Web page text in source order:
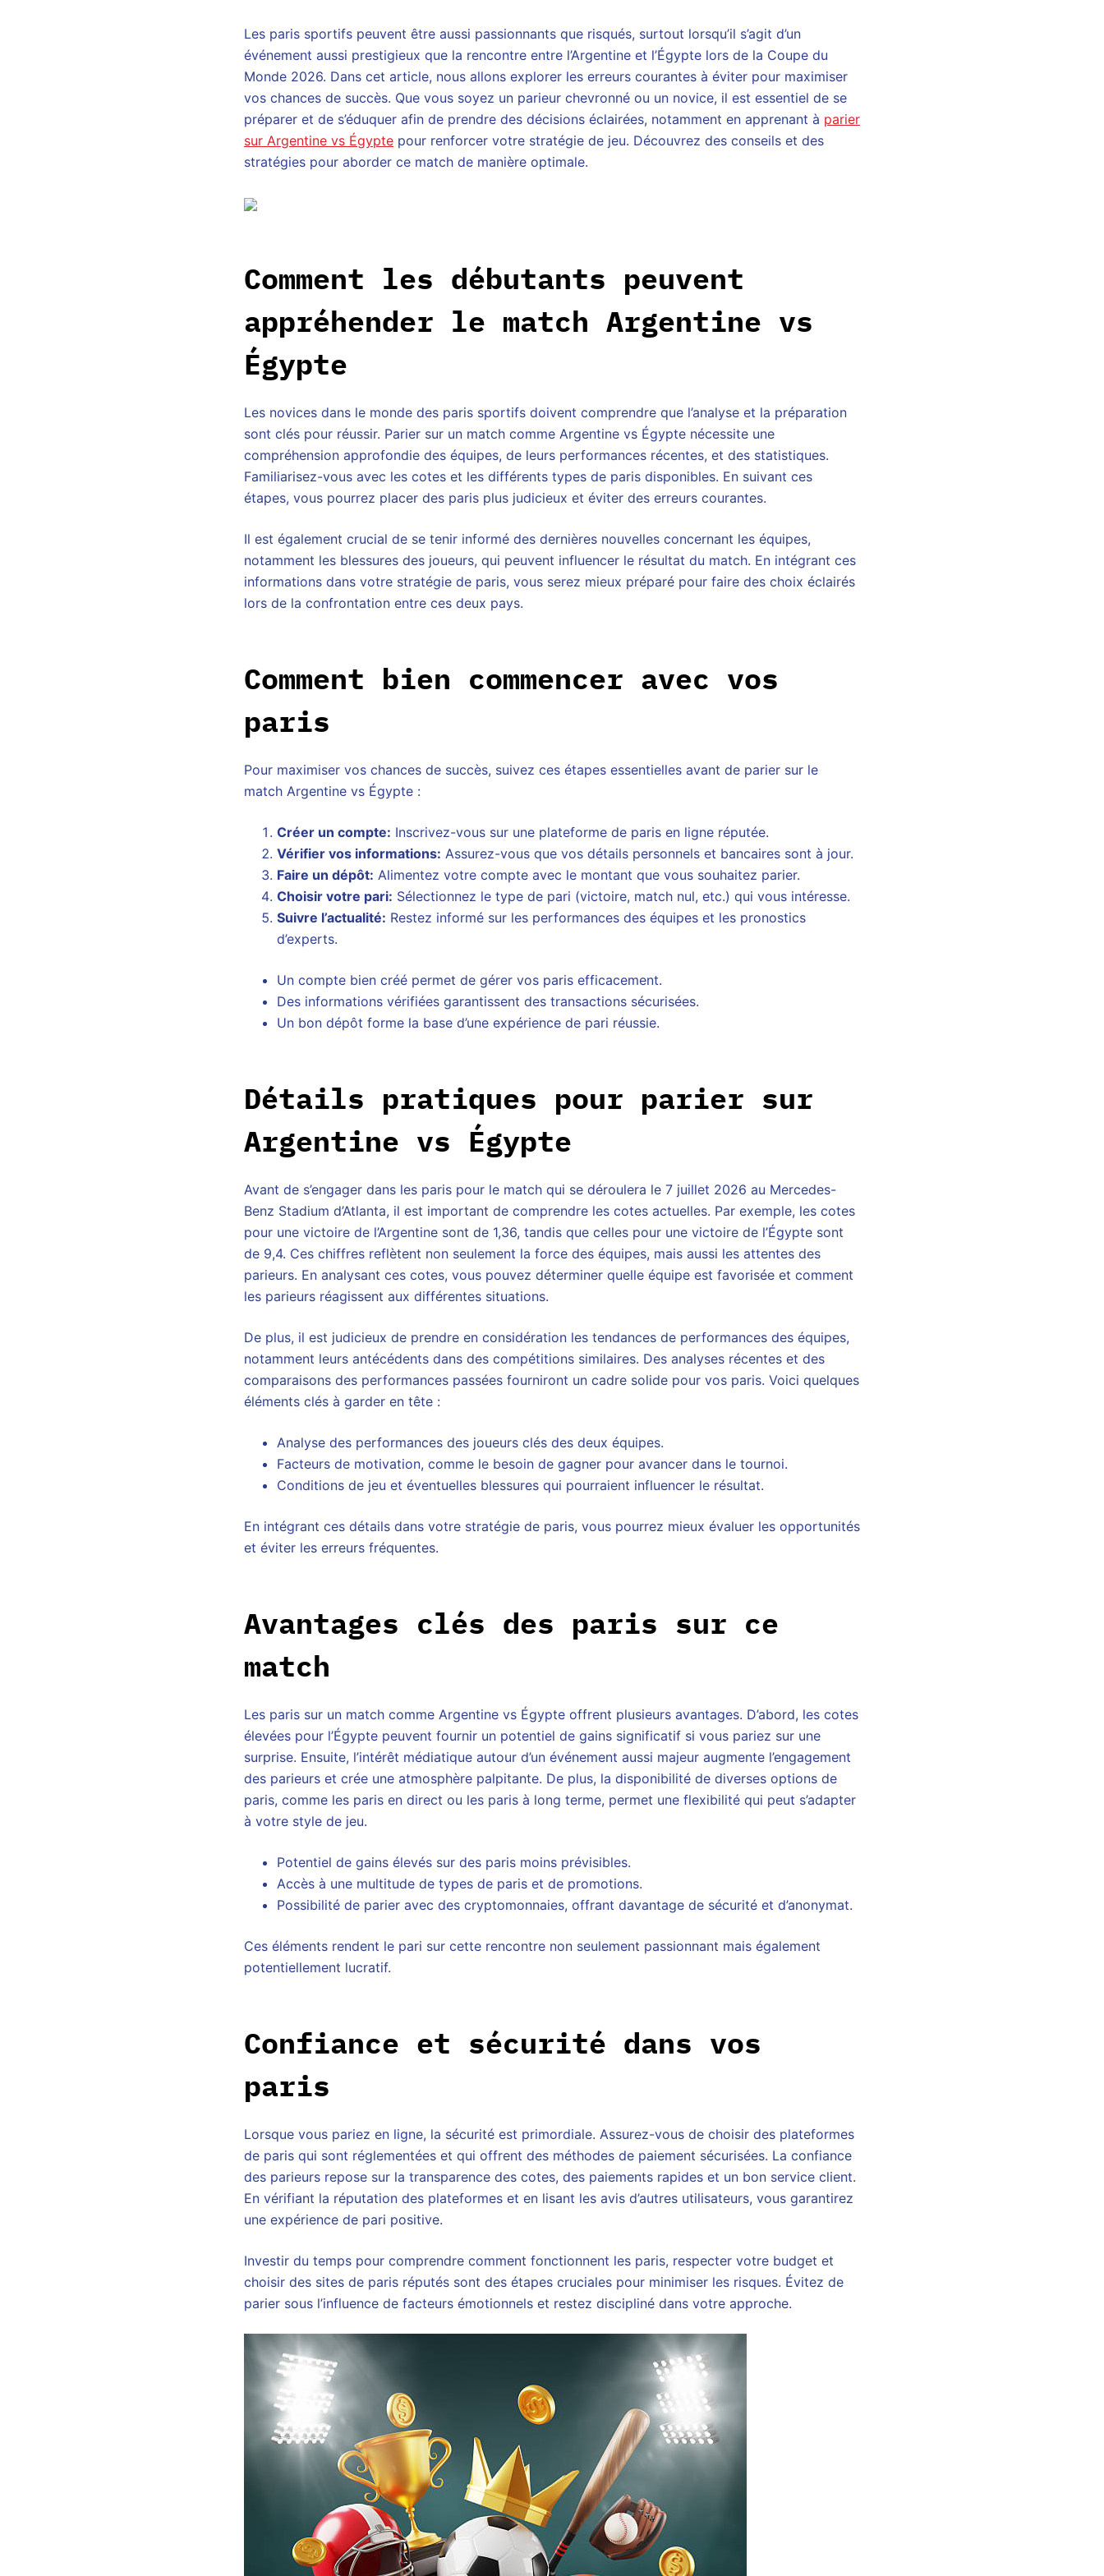
Les paris sportifs peuvent être aussi passionnants que risqués, surtout lorsqu’il s’agit d’un
événement aussi prestigieux que la rencontre entre l’Argentine et l’Égypte lors de la Coupe du
Monde 2026. Dans cet article, nous allons explorer les erreurs courantes à éviter pour maximiser
vos chances de succès. Que vous soyez un parieur chevronné ou un novice, il est essentiel de se
préparer et de s’éduquer afin de prendre des décisions éclairées, notamment en apprenant à parier
sur Argentine vs Égypte pour renforcer votre stratégie de jeu. Découvrez des conseils et des
stratégies pour aborder ce match de manière optimale.
Comment les débutants peuvent
appréhender le match Argentine vs
Égypte
Les novices dans le monde des paris sportifs doivent comprendre que l’analyse et la préparation
sont clés pour réussir. Parier sur un match comme Argentine vs Égypte nécessite une
compréhension approfondie des équipes, de leurs performances récentes, et des statistiques.
Familiarisez-vous avec les cotes et les différents types de paris disponibles. En suivant ces
étapes, vous pourrez placer des paris plus judicieux et éviter des erreurs courantes.
Il est également crucial de se tenir informé des dernières nouvelles concernant les équipes,
notamment les blessures des joueurs, qui peuvent influencer le résultat du match. En intégrant ces
informations dans votre stratégie de paris, vous serez mieux préparé pour faire des choix éclairés
lors de la confrontation entre ces deux pays.
Comment bien commencer avec vos
paris
Pour maximiser vos chances de succès, suivez ces étapes essentielles avant de parier sur le
match Argentine vs Égypte :
Créer un compte: Inscrivez-vous sur une plateforme de paris en ligne réputée.
Vérifier vos informations: Assurez-vous que vos détails personnels et bancaires sont à jour.
Faire un dépôt: Alimentez votre compte avec le montant que vous souhaitez parier.
Choisir votre pari: Sélectionnez le type de pari (victoire, match nul, etc.) qui vous intéresse.
Suivre l’actualité: Restez informé sur les performances des équipes et les pronostics
d’experts.
Un compte bien créé permet de gérer vos paris efficacement.
Des informations vérifiées garantissent des transactions sécurisées.
Un bon dépôt forme la base d’une expérience de pari réussie.
Détails pratiques pour parier sur
Argentine vs Égypte
Avant de s’engager dans les paris pour le match qui se déroulera le 7 juillet 2026 au Mercedes-
Benz Stadium d’Atlanta, il est important de comprendre les cotes actuelles. Par exemple, les cotes
pour une victoire de l’Argentine sont de 1,36, tandis que celles pour une victoire de l’Égypte sont
de 9,4. Ces chiffres reflètent non seulement la force des équipes, mais aussi les attentes des
parieurs. En analysant ces cotes, vous pouvez déterminer quelle équipe est favorisée et comment
les parieurs réagissent aux différentes situations.
De plus, il est judicieux de prendre en considération les tendances de performances des équipes,
notamment leurs antécédents dans des compétitions similaires. Des analyses récentes et des
comparaisons des performances passées fourniront un cadre solide pour vos paris. Voici quelques
éléments clés à garder en tête :
Analyse des performances des joueurs clés des deux équipes.
Facteurs de motivation, comme le besoin de gagner pour avancer dans le tournoi.
Conditions de jeu et éventuelles blessures qui pourraient influencer le résultat.
En intégrant ces détails dans votre stratégie de paris, vous pourrez mieux évaluer les opportunités
et éviter les erreurs fréquentes.
Avantages clés des paris sur ce
match
Les paris sur un match comme Argentine vs Égypte offrent plusieurs avantages. D’abord, les cotes
élevées pour l’Égypte peuvent fournir un potentiel de gains significatif si vous pariez sur une
surprise. Ensuite, l’intérêt médiatique autour d’un événement aussi majeur augmente l’engagement
des parieurs et crée une atmosphère palpitante. De plus, la disponibilité de diverses options de
paris, comme les paris en direct ou les paris à long terme, permet une flexibilité qui peut s’adapter
à votre style de jeu.
Potentiel de gains élevés sur des paris moins prévisibles.
Accès à une multitude de types de paris et de promotions.
Possibilité de parier avec des cryptomonnaies, offrant davantage de sécurité et d’anonymat.
Ces éléments rendent le pari sur cette rencontre non seulement passionnant mais également
potentiellement lucratif.
Confiance et sécurité dans vos
paris
Lorsque vous pariez en ligne, la sécurité est primordiale. Assurez-vous de choisir des plateformes
de paris qui sont réglementées et qui offrent des méthodes de paiement sécurisées. La confiance
des parieurs repose sur la transparence des cotes, des paiements rapides et un bon service client.
En vérifiant la réputation des plateformes et en lisant les avis d’autres utilisateurs, vous garantirez
une expérience de pari positive.
Investir du temps pour comprendre comment fonctionnent les paris, respecter votre budget et
choisir des sites de paris réputés sont des étapes cruciales pour minimiser les risques. Évitez de
parier sous l’influence de facteurs émotionnels et restez discipliné dans votre approche.